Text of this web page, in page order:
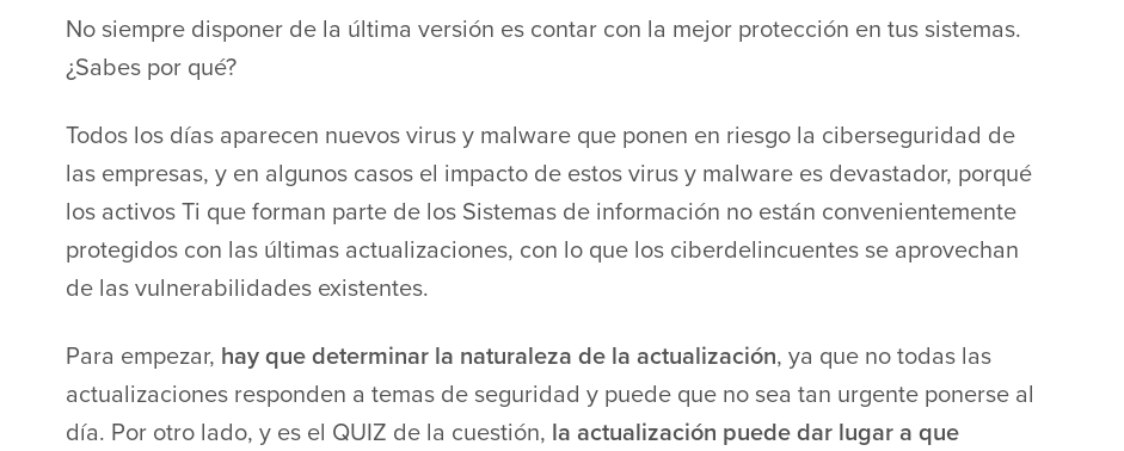
No siempre disponer de la última versión es contar con la mejor protección en tus sistemas.
¿Sabes por qué?
Todos los días aparecen nuevos virus y malware que ponen en riesgo la ciberseguridad de
las empresas, y en algunos casos el impacto de estos virus y malware es devastador, porqué
los activos Ti que forman parte de los Sistemas de información no están convenientemente
protegidos con las últimas actualizaciones, con lo que los ciberdelincuentes se aprovechan
de las vulnerabilidades existentes.
Para empezar, hay que determinar la naturaleza de la actualización, ya que no todas las
actualizaciones responden a temas de seguridad y puede que no sea tan urgente ponerse al
día. Por otro lado, y es el QUIZ de la cuestión, la actualización puede dar lugar a que